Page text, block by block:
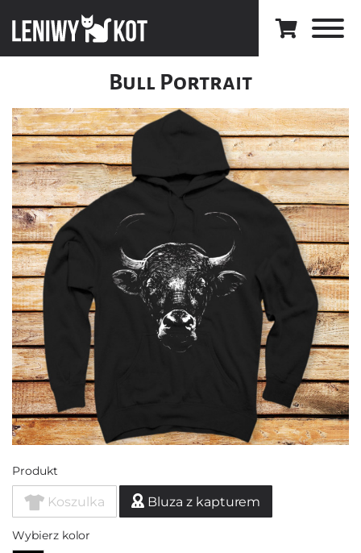
Bull Portrait
Produkt
Koszulka Bluza z kapturem
Wybierz kolor